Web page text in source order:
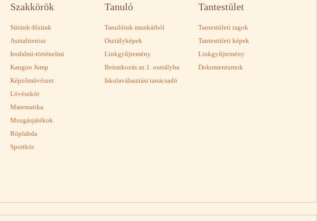
Szakkörök
Sütünk-főzünk
Asztalitenisz
Irodalmi-történelmi
Kangoo Jump
Képzőművészet
Lövészkör
Matematika
Mozgásjátékok
Röplabda
Sportkör
Tanuló
Tanulóink munkáiból
Osztályképek
Linkgyűjtemény
Beiratkozás az 1. osztályba
Iskolaválasztási tanácsadó
Tantestület
Tantestületi tagok
Tantestületi képek
Linkgyűjtemény
Dokumentumok